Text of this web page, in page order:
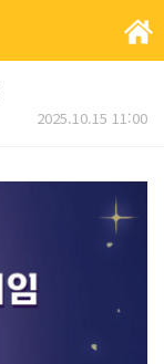
2025.10.15 11:00